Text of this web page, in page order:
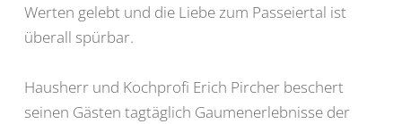
Werten gelebt und die Liebe zum Passeiertal ist
überall spürbar.
Hausherr und Kochprofi Erich Pircher beschert
seinen Gästen tagtäglich Gaumenerlebnisse der